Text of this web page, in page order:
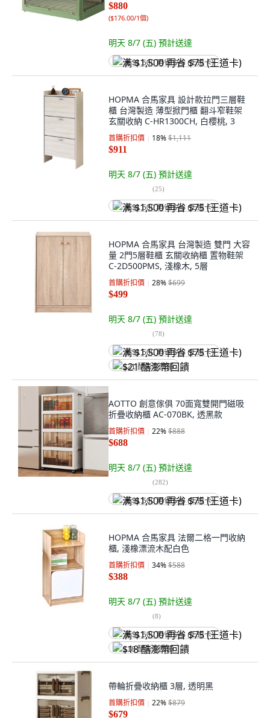
$880
($176.00/1個)
明天 8/7 (五) 預計送達
满 $1,500 再省 $75 (王道卡)
HOPMA 合馬家具 設計款拉門三層鞋
櫃 台灣製造 薄型掀門櫃 翻斗窄鞋架
玄關收納 C-HR1300CH, 白櫻桃, 3
首購折扣價 18%$1,111
$911
明天 8/7 (五) 預計送達
(25)
满 $1,500 再省 $75 (王道卡)
HOPMA 合馬家具 台灣製造 雙門 大容
量 2門5層鞋櫃 玄關收納櫃 置物鞋架
C-2D500PMS, 淺橡木, 5層
首購折扣價 28%$699
$499
明天 8/7 (五) 預計送達
(78)
满 $1,500 再省 $75 (王道卡)
$21 酷澎幣回饋
AOTTO 創意傢俱 70面寬雙開門磁吸
折疊收納櫃 AC-070BK, 透黑款
首購折扣價 22%$888
$688
明天 8/7 (五) 預計送達
(282)
满 $1,500 再省 $75 (王道卡)
HOPMA 合馬家具 法爾二格一門收納
櫃, 淺橡漂流木配白色
首購折扣價 34%$588
$388
明天 8/7 (五) 預計送達
(8)
满 $1,500 再省 $75 (王道卡)
$18 酷澎幣回饋
帶輪折疊收納櫃 3層, 透明黑
首購折扣價 22%$879
$679